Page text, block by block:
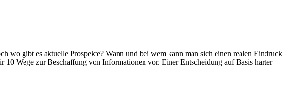
wo gibt es aktuelle Prospekte? Wann und bei wem kann man sich einen realen Eindruck
Wege zur Beschaffung von Informationen vor. Einer Entscheidung auf Basis harter